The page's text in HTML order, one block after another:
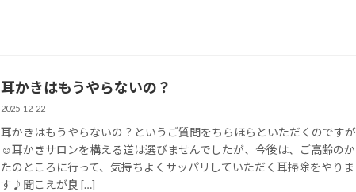
耳かきはもうやらないの？
2025-12-22
耳かきはもうやらないの？というご質問をちらほらといただくのですが
☺耳かきサロンを構える道は選びませんでしたが、今後は、ご高齢のか
たのところに行って、気持ちよくサッパリしていただく耳掃除をやりま
す♪聞こえが良 […]